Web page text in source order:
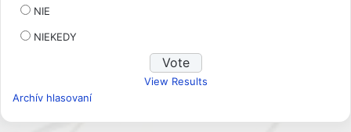
NIE
NIEKEDY
View Results
Archív hlasovaní